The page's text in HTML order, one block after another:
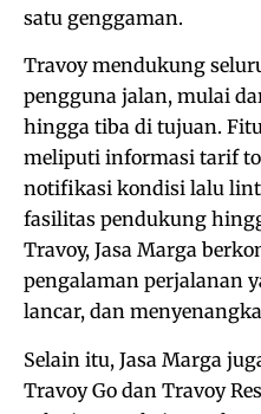
satu genggaman.
Travoy mendukung
pengguna jalan, mulai
hingga tiba di tujuan.
meliputi informasi tarif
notifikasi kondisi lalu
fasilitas pendukung
Travoy, Jasa Marga
pengalaman perjalanan
lancar, dan
Selain itu, Jasa Marga
Travoy Go dan Travoy